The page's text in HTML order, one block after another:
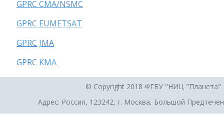
GPRC CMA/NSMC
GPRC EUMETSAT
GPRC JMA
GPRC KMA
© Copyright 2018 ФГБУ "НИЦ "Планета"
Адрес: Россия, 123242, г. Москва, Большой